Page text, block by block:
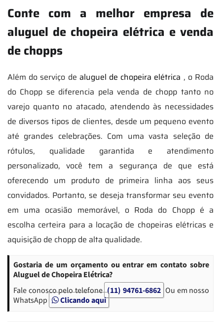
Conte com a melhor empresa de
aluguel de chopeira elétrica e venda
de chopps
Além do serviço de aluguel de chopeira elétrica , o Roda
do Chopp se diferencia pela venda de chopp tanto no
varejo quanto no atacado, atendendo às necessidades
de diversos tipos de clientes, desde um pequeno evento
até grandes celebrações. Com uma vasta seleção de
rótulos, qualidade garantida e atendimento
personalizado, você tem a segurança de que está
oferecendo um produto de primeira linha aos seus
convidados. Portanto, se deseja transformar seu evento
em uma ocasião memorável, o Roda do Chopp é a
escolha certeira para a locação de chopeiras elétricas e
aquisição de chopp de alta qualidade.
Gostaria de um orçamento ou entrar em contato sobre
Aluguel de Chopeira Elétrica?
Fale conosco pelo telefone (11) 94761-6862 Ou em nosso
WhatsApp
Clicando aqui